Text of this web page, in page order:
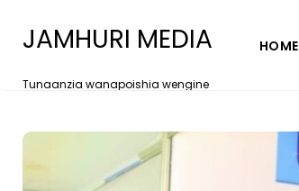
JAMHURI MEDIA
Tunaanzia wanapoishia wengine
HOME